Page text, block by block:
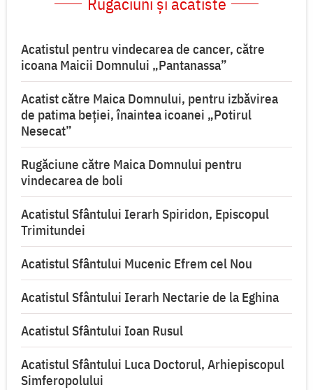
Acatistul pentru vindecarea de cancer, către
icoana Maicii Domnului „Pantanassa”
Acatist către Maica Domnului, pentru izbăvirea
de patima beției, înaintea icoanei „Potirul
Nesecat”
Rugăciune către Maica Domnului pentru
vindecarea de boli
Acatistul Sfântului Ierarh Spiridon, Episcopul
Trimitundei
Acatistul Sfântului Mucenic Efrem cel Nou
Acatistul Sfântului Ierarh Nectarie de la Eghina
Acatistul Sfântului Ioan Rusul
Acatistul Sfântului Luca Doctorul, Arhiepiscopul
Simferopolului